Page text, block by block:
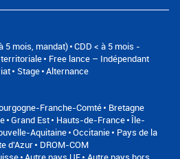
5 mois, mandat) CDD < à 5 mois -
Free lance – Indépendant
Stage Alternance
Franche-Comté
Bretagne
Grand Est Hauts-de-France Île-
Aquitaine Occitanie
Pays de la
d'Azur
DROM-COM